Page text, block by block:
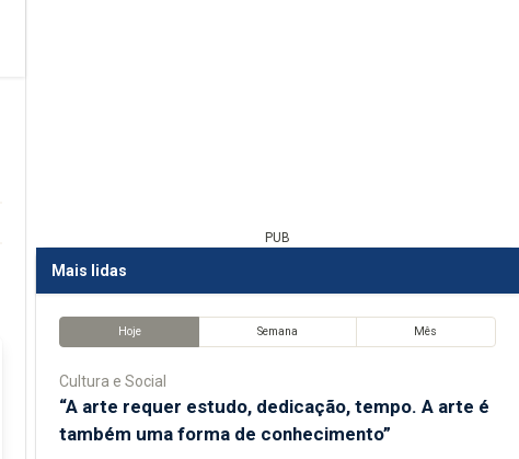
PUB
Mais lidas
Hoje Semana Mês
Cultura e Social
“A arte requer estudo, dedicação, tempo. A arte é
também uma forma de conhecimento”